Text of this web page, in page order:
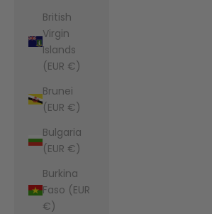
British
Virgin
Islands
(EUR €)
Brunei
(EUR €)
Bulgaria
(EUR €)
Burkina
Faso (EUR
€)